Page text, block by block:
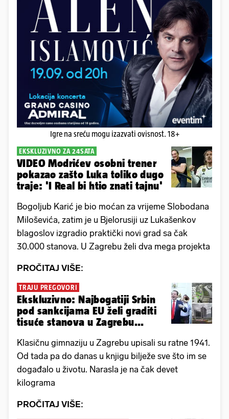
Igre na sreću mogu izazvati ovisnost. 18+
EKSKLUZIVNO ZA 24SATA
VIDEO Modrićev osobni trener
pokazao zašto Luka toliko dugo
traje: 'I Real bi htio znati tajnu'
Bogoljub Karić je bio moćan za vrijeme Slobodana
Miloševića, zatim je u Bjelorusiji uz Lukašenkov
blagoslov izgradio praktički novi grad sa čak
30.000 stanova. U Zagrebu želi dva mega projekta
PROČITAJ VIŠE:
TRAJU PREGOVORI
Ekskluzivno: Najbogatiji Srbin
pod sankcijama EU želi graditi
tisuće stanova u Zagrebu...
Klasičnu gimnaziju u Zagrebu upisali su ratne 1941.
Od tada pa do danas u knjigu bilježe sve što im se
događalo u životu. Narasla je na čak devet
kilograma
PROČITAJ VIŠE: